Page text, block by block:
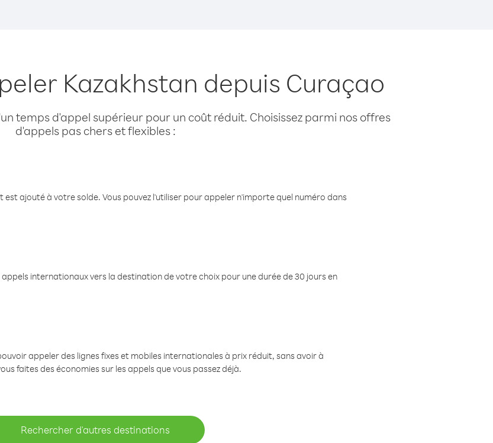
Kazakhstan depuis Curaçao
temps d'appel supérieur pour un coût réduit. Choisissez parmi nos offres
d'appels pas chers et flexibles :
ajouté à votre solde. Vous pouvez l'utiliser pour appeler n'importe quel numéro dans
internationaux vers la destination de votre choix pour une durée de 30 jours en
appeler des lignes fixes et mobiles internationales à prix réduit, sans avoir à
faites des économies sur les appels que vous passez déjà.
Rechercher d'autres destinations